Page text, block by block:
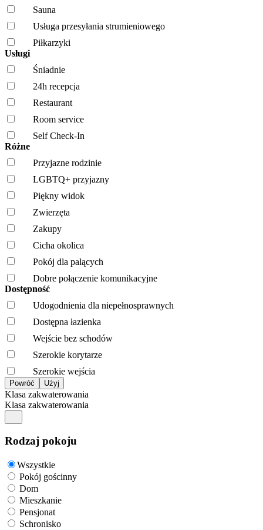
Sauna
Usługa przesyłania strumieniowego
Piłkarzyki
Usługi
Śniadnie
24h recepcja
Restaurant
Room service
Self Check-In
Różne
Przyjazne rodzinie
LGBTQ+ przyjazny
Piękny widok
Zwierzęta
Zakupy
Cicha okolica
Pokój dla palących
Dobre połączenie komunikacyjne
Dostępność
Udogodnienia dla niepełnosprawnych
Dostępna łazienka
Wejście bez schodów
Szerokie korytarze
Szerokie wejścia
Klasa zakwaterowania
Klasa zakwaterowania
Rodzaj pokoju
Wszystkie
Pokój gościnny
Dom
Mieszkanie
Pensjonat
Schronisko